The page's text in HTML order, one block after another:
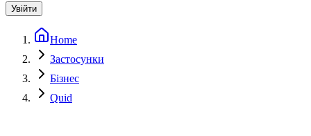
Увійти
Home
Застосунки
Бізнес
Quid